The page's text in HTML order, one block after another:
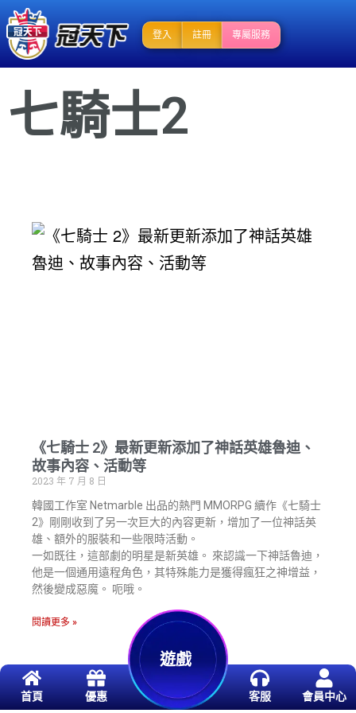
登入 註冊 專屬服務
七騎士2
《七騎士 2》最新更新添加了神話英雄魯迪、
故事內容、活動等
2023 年 7 月 8 日
韓國工作室 Netmarble 出品的熱門 MMORPG 續作《七騎士
2》剛剛收到了另一次巨大的內容更新，增加了一位神話英
雄、額外的服裝和一些限時活動。
一如既往，這部劇的明星是新英雄。 來認識一下神話魯迪，
他是一個通用遠程角色，其特殊能力是獲得瘋狂之神增益，
然後變成惡魔。 呃哦。
閱讀更多 »
首頁 優惠
遊戲
客服 會員中心